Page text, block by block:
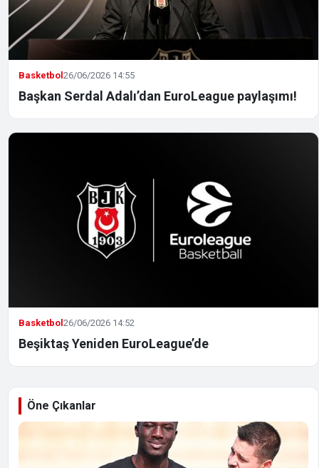
Basketbol26/06/2026 14:55
Başkan Serdal Adalı’dan EuroLeague paylaşımı!
Basketbol26/06/2026 14:52
Beşiktaş Yeniden EuroLeague’de
Öne Çıkanlar